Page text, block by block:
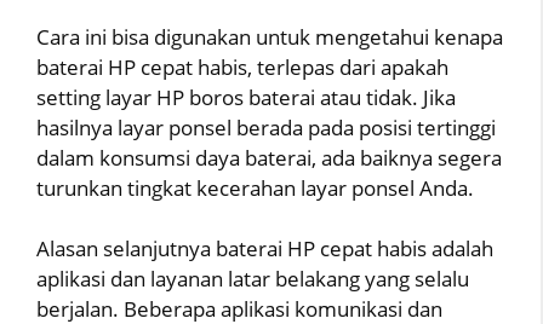
Cara ini bisa digunakan untuk mengetahui kenapa
baterai HP cepat habis, terlepas dari apakah
setting layar HP boros baterai atau tidak. Jika
hasilnya layar ponsel berada pada posisi tertinggi
dalam konsumsi daya baterai, ada baiknya segera
turunkan tingkat kecerahan layar ponsel Anda.
Alasan selanjutnya baterai HP cepat habis adalah
aplikasi dan layanan latar belakang yang selalu
berjalan. Beberapa aplikasi komunikasi dan